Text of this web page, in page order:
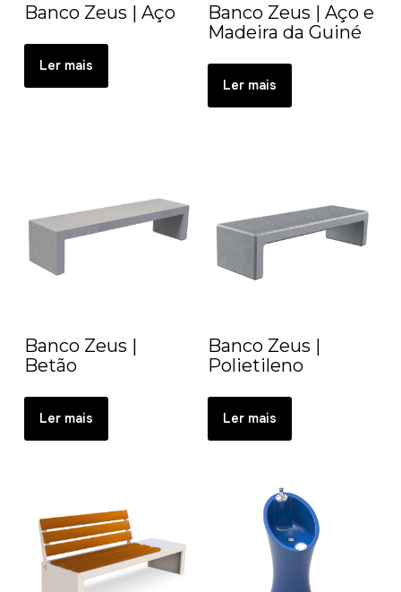
Banco Zeus | Aço
Ler mais
Banco Zeus | Aço e
Madeira da Guiné
Ler mais
Banco Zeus |
Betão
Ler mais
Banco Zeus |
Polietileno
Ler mais